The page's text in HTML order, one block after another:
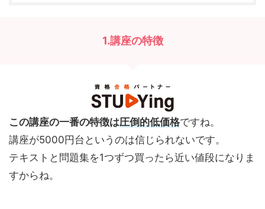
1.講座の特徴
この講座の一番の特徴は圧倒的低価格ですね。
講座が5000円台というのは信じられないです。
テキストと問題集を1つずつ買ったら近い値段になりま
すからね。